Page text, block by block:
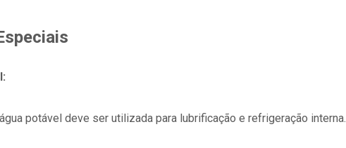
potável deve ser utilizada para lubrificação e refrigeração interna.